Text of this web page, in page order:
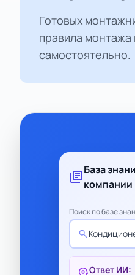
Готовых
правила монтажа
самостоятельно.
library_booksБаза
компании
Поиск по базе
search
Ответ ИИ: